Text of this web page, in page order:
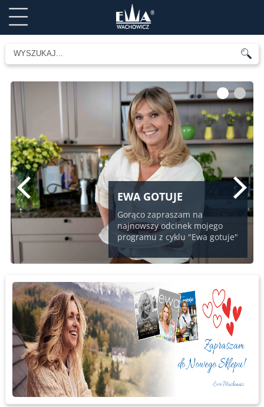
EWA GOTUJE
Gorąco zapraszam na
najnowszy odcinek mojego
programu z cyklu "Ewa gotuje"
1 2